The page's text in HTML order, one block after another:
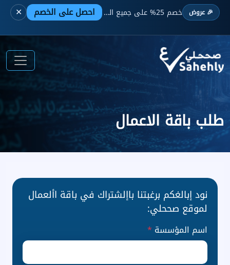
🎉 عروض خصم 25% على جميع الباقات — لفترة محدودة
احصل على الخصم ✕
طلب باقة الاعمال
نود إبالغكم برغبتنا باإلشتراك في باقة األعمال
لموقع صححلي:
اسم المؤسسة *